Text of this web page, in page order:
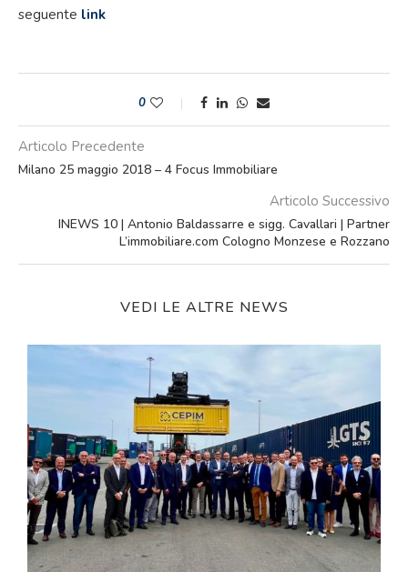
seguente link
0
Articolo Precedente
Milano 25 maggio 2018 – 4 Focus Immobiliare
Articolo Successivo
INEWS 10 | Antonio Baldassarre e sigg. Cavallari | Partner
L’immobiliare.com Cologno Monzese e Rozzano
VEDI LE ALTRE NEWS